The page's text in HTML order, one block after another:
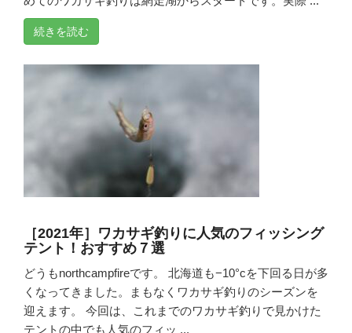
続きを読む
［2021年］ワカサギ釣りに人気のフィッシング
テント！おすすめ７選
どうもnorthcampfireです。 北海道も−10°cを下回る日が多
くなってきました。まもなくワカサギ釣りのシーズンを
迎えます。 今回は、これまでのワカサギ釣りで見かけた
テントの中でも人気のフィッ ...